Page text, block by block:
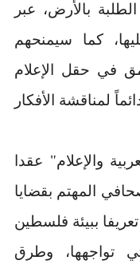
بالأرض، عبر
كما سيمنحهم
في حقل الإعلام
لمناقشة الأفكار
والإعلام" عقدا
المهتم بقضايا
ببيئة فلسطين
تواجهها، وطرق